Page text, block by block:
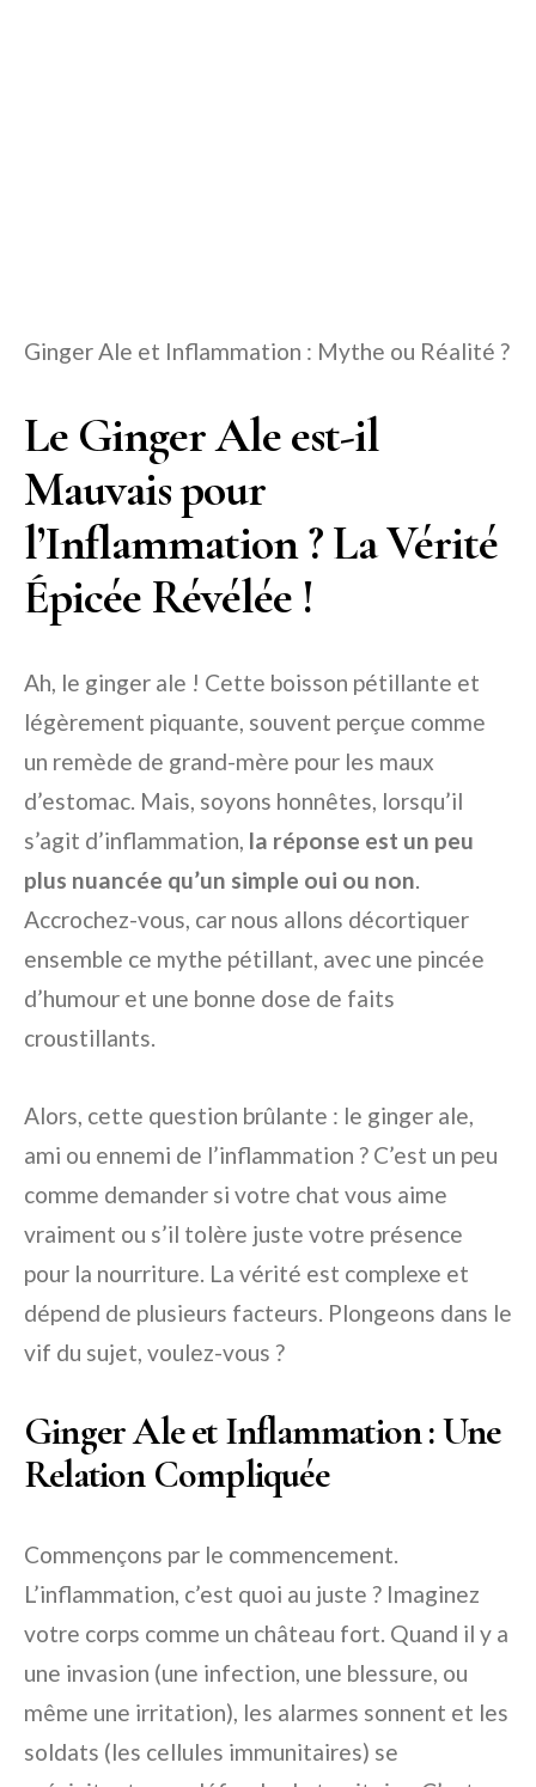
Ginger Ale et Inflammation : Mythe ou Réalité ?
Le Ginger Ale est-il
Mauvais pour
l’Inflammation ? La Vérité
Épicée Révélée !
Ah, le ginger ale ! Cette boisson pétillante et
légèrement piquante, souvent perçue comme
un remède de grand-mère pour les maux
d’estomac. Mais, soyons honnêtes, lorsqu’il
s’agit d’inflammation, la réponse est un peu
plus nuancée qu’un simple oui ou non.
Accrochez-vous, car nous allons décortiquer
ensemble ce mythe pétillant, avec une pincée
d’humour et une bonne dose de faits
croustillants.
Alors, cette question brûlante : le ginger ale,
ami ou ennemi de l’inflammation ? C’est un peu
comme demander si votre chat vous aime
vraiment ou s’il tolère juste votre présence
pour la nourriture. La vérité est complexe et
dépend de plusieurs facteurs. Plongeons dans le
vif du sujet, voulez-vous ?
Ginger Ale et Inflammation : Une
Relation Compliquée
Commençons par le commencement.
L’inflammation, c’est quoi au juste ? Imaginez
votre corps comme un château fort. Quand il y a
une invasion (une infection, une blessure, ou
même une irritation), les alarmes sonnent et les
soldats (les cellules immunitaires) se